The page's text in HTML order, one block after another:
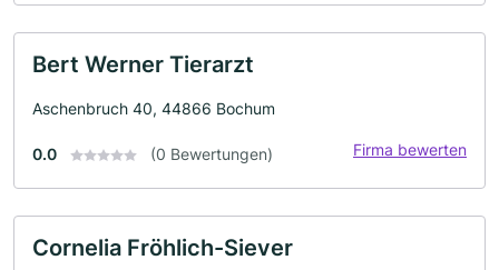
Bert Werner Tierarzt
Aschenbruch 40, 44866 Bochum
0.0 (0 Bewertungen) Firma bewerten
Cornelia Fröhlich-Siever